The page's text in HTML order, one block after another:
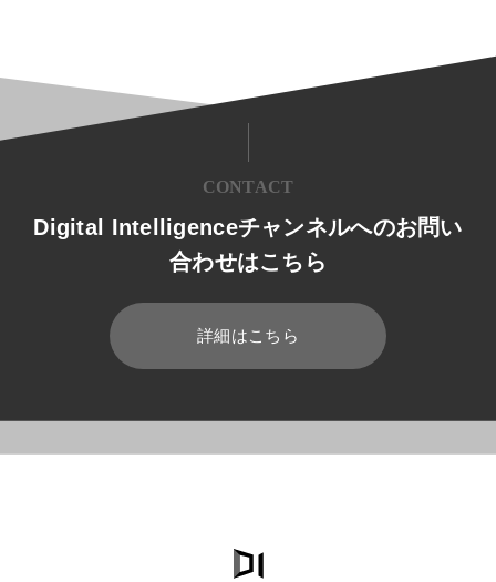
CONTACT
Digital Intelligenceチャンネルへのお問い
合わせはこちら
詳細はこちら